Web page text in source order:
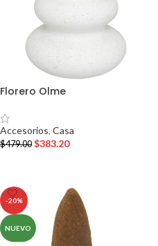
Florero Olme
Accesorios, Casa
$479.00 $383.20
-20%
NUEVO